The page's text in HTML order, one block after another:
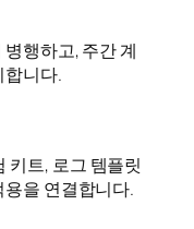
행하고, 주간 계
합니다.
키트, 로그 템플릿
을 연결합니다.